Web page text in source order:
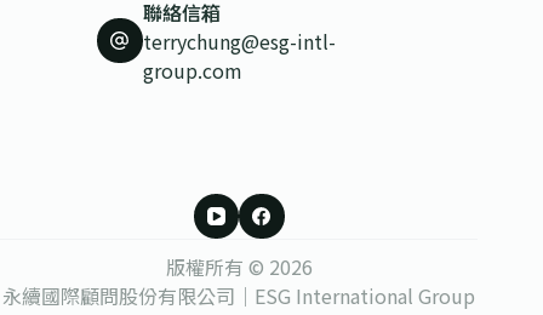
聯絡信箱
terrychung@esg-intl-
group.com
版權所有 © 2026
永續國際顧問股份有限公司｜ESG International Group